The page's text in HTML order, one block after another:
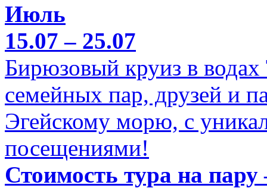
Июль
15.07 – 25.07
Бирюзовый круиз в
семейных пар, друзей и
Эгейскому морю, с
посещениями!
Стоимость тура на пару